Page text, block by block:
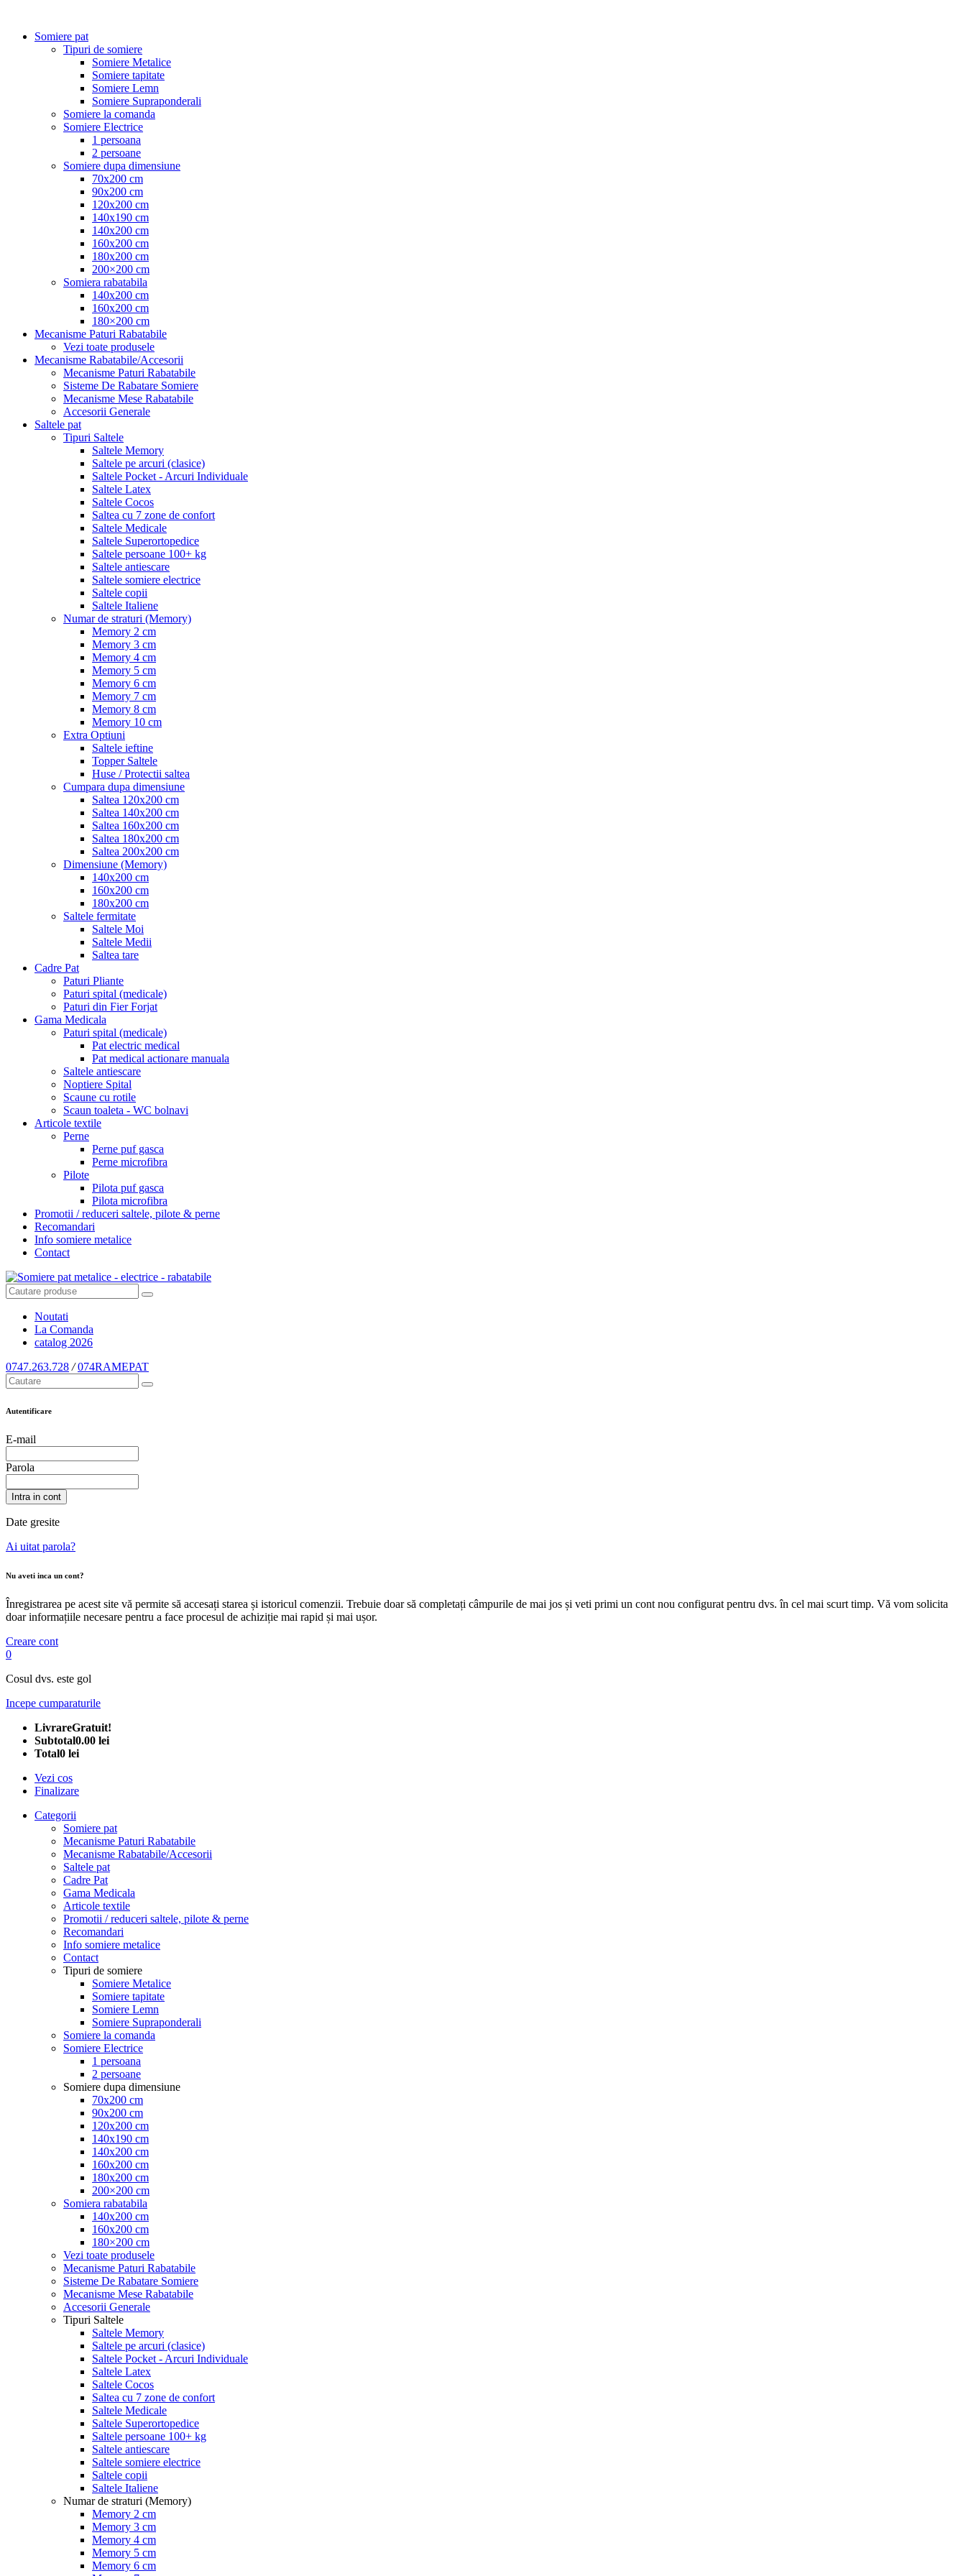
Somiere pat
Tipuri de somiere
Somiere Metalice
Somiere tapitate
Somiere Lemn
Somiere Supraponderali
Somiere la comanda
Somiere Electrice
1 persoana
2 persoane
Somiere dupa dimensiune
70x200 cm
90x200 cm
120x200 cm
140x190 cm
140x200 cm
160x200 cm
180x200 cm
200×200 cm
Somiera rabatabila
140x200 cm
160x200 cm
180×200 cm
Mecanisme Paturi Rabatabile
Vezi toate produsele
Mecanisme Rabatabile/Accesorii
Mecanisme Paturi Rabatabile
Sisteme De Rabatare Somiere
Mecanisme Mese Rabatabile
Accesorii Generale
Saltele pat
Tipuri Saltele
Saltele Memory
Saltele pe arcuri (clasice)
Saltele Pocket - Arcuri Individuale
Saltele Latex
Saltele Cocos
Saltea cu 7 zone de confort
Saltele Medicale
Saltele Superortopedice
Saltele persoane 100+ kg
Saltele antiescare
Saltele somiere electrice
Saltele copii
Saltele Italiene
Numar de straturi (Memory)
Memory 2 cm
Memory 3 cm
Memory 4 cm
Memory 5 cm
Memory 6 cm
Memory 7 cm
Memory 8 cm
Memory 10 cm
Extra Optiuni
Saltele ieftine
Topper Saltele
Huse / Protectii saltea
Cumpara dupa dimensiune
Saltea 120x200 cm
Saltea 140x200 cm
Saltea 160x200 cm
Saltea 180x200 cm
Saltea 200x200 cm
Dimensiune (Memory)
140x200 cm
160x200 cm
180x200 cm
Saltele fermitate
Saltele Moi
Saltele Medii
Saltea tare
Cadre Pat
Paturi Pliante
Paturi spital (medicale)
Paturi din Fier Forjat
Gama Medicala
Paturi spital (medicale)
Pat electric medical
Pat medical actionare manuala
Saltele antiescare
Noptiere Spital
Scaune cu rotile
Scaun toaleta - WC bolnavi
Articole textile
Perne
Perne puf gasca
Perne microfibra
Pilote
Pilota puf gasca
Pilota microfibra
Promotii / reduceri saltele, pilote & perne
Recomandari
Info somiere metalice
Contact
Noutati
La Comanda
catalog 2026
0747.263.728 / 074RAMEPAT
Autentificare
E-mail
Parola
Intra in cont
Date gresite
Ai uitat parola?
Nu aveti inca un cont?
Înregistrarea pe acest site vă permite să accesați starea și istoricul comenzii. Trebuie doar să completați câmpurile de mai jos și veti primi un cont nou configurat pentru dvs. în cel mai scurt timp. Vă vom solicita
doar informațiile necesare pentru a face procesul de achiziție mai rapid și mai ușor.
Creare cont
0
Cosul dvs. este gol
Incepe cumparaturile
LivrareGratuit!
Subtotal0.00 lei
Total0 lei
Vezi cos
Finalizare
Categorii
Somiere pat
Mecanisme Paturi Rabatabile
Mecanisme Rabatabile/Accesorii
Saltele pat
Cadre Pat
Gama Medicala
Articole textile
Promotii / reduceri saltele, pilote & perne
Recomandari
Info somiere metalice
Contact
Tipuri de somiere
Somiere Metalice
Somiere tapitate
Somiere Lemn
Somiere Supraponderali
Somiere la comanda
Somiere Electrice
1 persoana
2 persoane
Somiere dupa dimensiune
70x200 cm
90x200 cm
120x200 cm
140x190 cm
140x200 cm
160x200 cm
180x200 cm
200×200 cm
Somiera rabatabila
140x200 cm
160x200 cm
180×200 cm
Vezi toate produsele
Mecanisme Paturi Rabatabile
Sisteme De Rabatare Somiere
Mecanisme Mese Rabatabile
Accesorii Generale
Tipuri Saltele
Saltele Memory
Saltele pe arcuri (clasice)
Saltele Pocket - Arcuri Individuale
Saltele Latex
Saltele Cocos
Saltea cu 7 zone de confort
Saltele Medicale
Saltele Superortopedice
Saltele persoane 100+ kg
Saltele antiescare
Saltele somiere electrice
Saltele copii
Saltele Italiene
Numar de straturi (Memory)
Memory 2 cm
Memory 3 cm
Memory 4 cm
Memory 5 cm
Memory 6 cm